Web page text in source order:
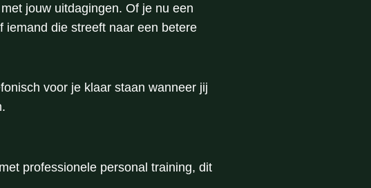
jouw uitdagingen. Of je nu een
iemand die streeft naar een betere
voor je klaar staan wanneer jij
professionele personal training, dit